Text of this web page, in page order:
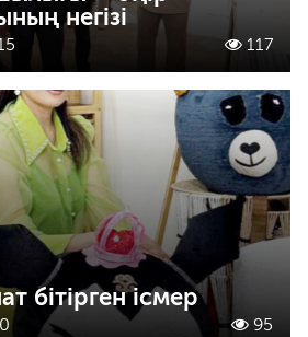
негізі
117
бітірген ісмер
95